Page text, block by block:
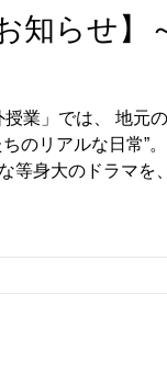
知らせ】
業」では、 地元
身大のドラマを